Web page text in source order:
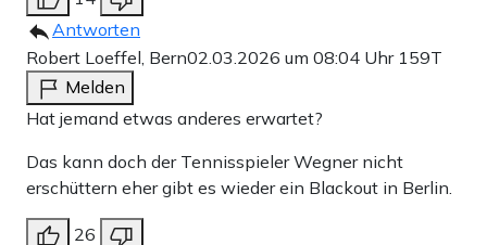
Antworten
Robert Loeffel, Bern02.03.2026 um 08:04 Uhr 159T
Melden
Hat jemand etwas anderes erwartet?
Das kann doch der Tennisspieler Wegner nicht
erschüttern eher gibt es wieder ein Blackout in Berlin.
26